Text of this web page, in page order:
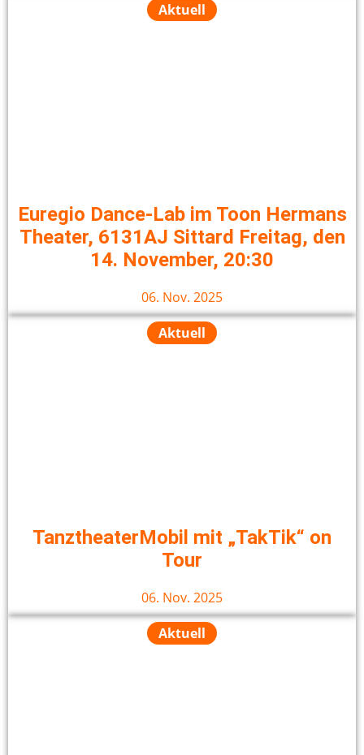
Aktuell
Euregio Dance-Lab im Toon Hermans
Theater, 6131AJ Sittard Freitag, den
14. November, 20:30
06. Nov. 2025
Aktuell
TanztheaterMobil mit „TakTik“ on
Tour
06. Nov. 2025
Aktuell